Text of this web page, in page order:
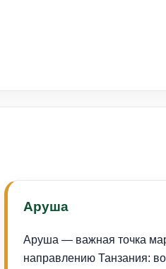
Аруша
Аруша — важная точка
направлению Танзания: